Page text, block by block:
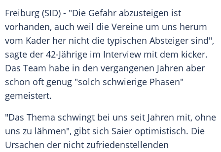
Freiburg (SID) - "Die Gefahr abzusteigen ist
vorhanden, auch weil die Vereine um uns herum
vom Kader her nicht die typischen Absteiger sind",
sagte der 42-Jährige im Interview mit dem kicker.
Das Team habe in den vergangenen Jahren aber
schon oft genug "solch schwierige Phasen"
gemeistert.
"Das Thema schwingt bei uns seit Jahren mit, ohne
uns zu lähmen", gibt sich Saier optimistisch. Die
Ursachen der nicht zufriedenstellenden